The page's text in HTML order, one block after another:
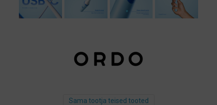
Sama tootja teised tooted